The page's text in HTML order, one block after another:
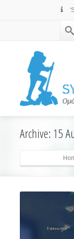
Archive: 15